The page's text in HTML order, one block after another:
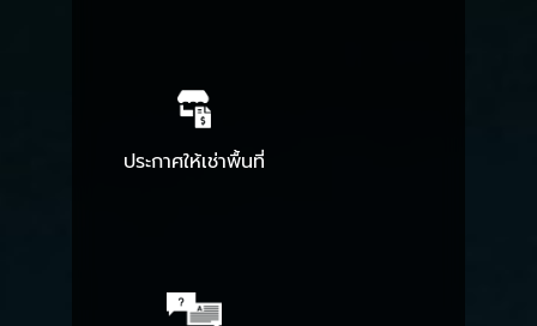
ประกาศให้เช่าพื้นที่